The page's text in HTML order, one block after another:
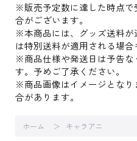
※販売予定数に達した時点
合がございます。
※本商品には、グッズ送料が
は特別送料が適用される場合
※商品仕様や発送日は予告な
す。予めご了承ください。
※商品画像はイメージとな
合があります。
ホーム キャラアニ